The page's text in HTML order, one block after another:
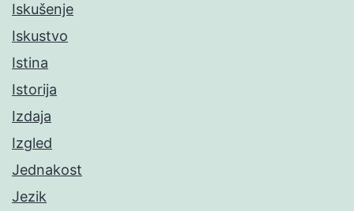
Iskušenje
Iskustvo
Istina
Istorija
Izdaja
Izgled
Jednakost
Jezik